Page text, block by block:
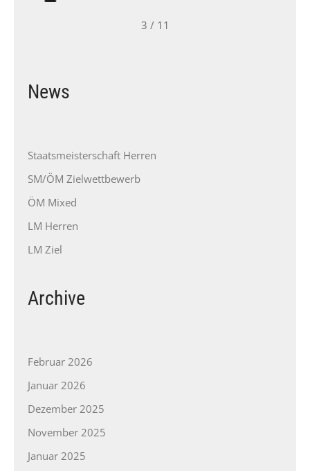
3 / 11
News
Staatsmeisterschaft Herren
SM/ÖM Zielwettbewerb
ÖM Mixed
LM Herren
LM Ziel
Archive
Februar 2026
Januar 2026
Dezember 2025
November 2025
Januar 2025